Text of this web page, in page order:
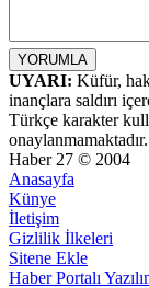
UYARI: Küfür,
inançlara saldırı
Türkçe karakter
onaylanmamaktadır.
Haber 27 © 2004
Anasayfa
Künye
İletişim
Gizlilik İlkeleri
Sitene Ekle
Haber Portalı